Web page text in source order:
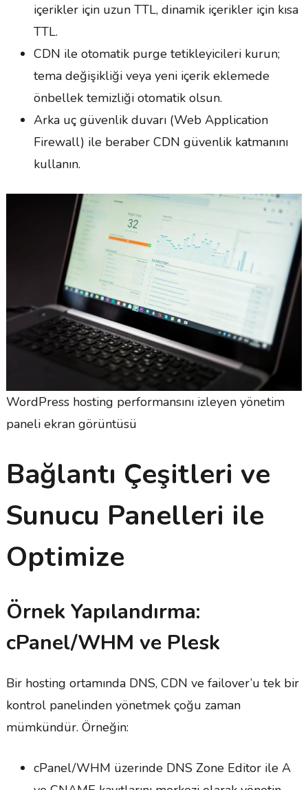
içerikler için uzun TTL, dinamik içerikler için kısa
TTL.
CDN ile otomatik purge tetikleyicileri kurun;
tema değişikliği veya yeni içerik eklemede
önbellek temizliği otomatik olsun.
Arka uç güvenlik duvarı (Web Application
Firewall) ile beraber CDN güvenlik katmanını
kullanın.
WordPress hosting performansını izleyen yönetim
paneli ekran görüntüsü
Bağlantı Çeşitleri ve
Sunucu Panelleri ile
Optimize
Örnek Yapılandırma:
cPanel/WHM ve Plesk
Bir hosting ortamında DNS, CDN ve failover’u tek bir
kontrol panelinden yönetmek çoğu zaman
mümkündür. Örneğin:
cPanel/WHM üzerinde DNS Zone Editor ile A